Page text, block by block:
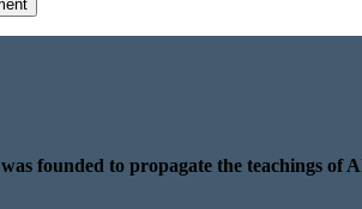
was founded to propagate the teachings of